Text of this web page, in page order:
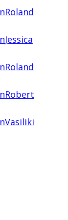
Roland
Jessica
Roland
Robert
Vasiliki